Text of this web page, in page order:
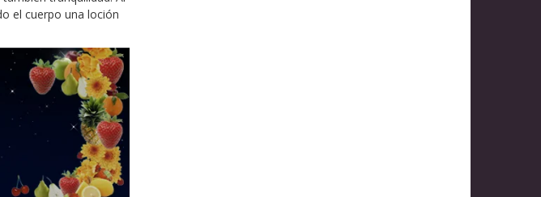
el cuerpo una loción